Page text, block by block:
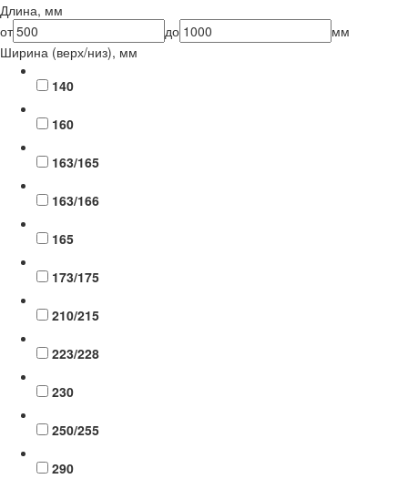
Длина, мм
от
до
мм
Ширина (верх/низ), мм
140
160
163/165
163/166
165
173/175
210/215
223/228
230
250/255
290